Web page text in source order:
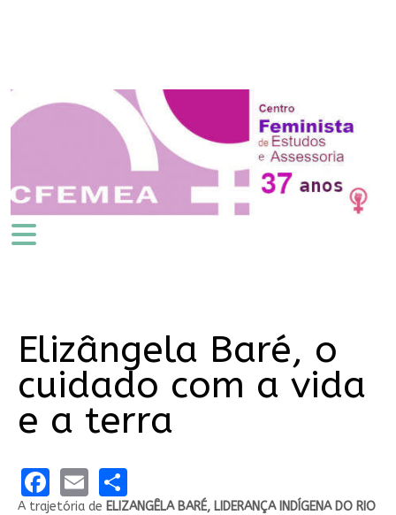
Elizângela Baré, o
cuidado com a vida
e a terra
Facebook
EmailShare
A trajetória de ELIZANGÊLA BARÉ, LIDERANÇA INDÍGENA DO RIO